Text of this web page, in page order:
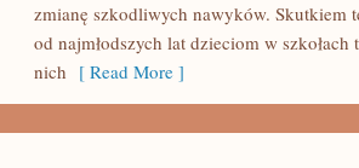
zmianę szkodliwych nawyków. Skutkiem
od najmłodszych lat dzieciom w
nich [ Read More ]